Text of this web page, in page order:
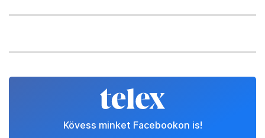
Kövess minket Facebookon is!